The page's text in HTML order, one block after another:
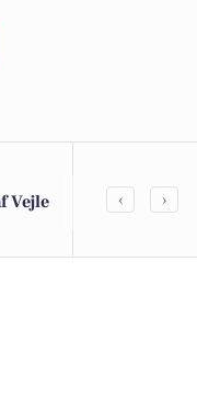
Vejle
Savner du
‹ ›